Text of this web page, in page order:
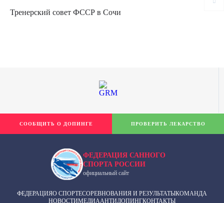
Тренерский совет ФССР в Сочи
ФЕДЕРАЦИЯ САННОГО
СПОРТА РОССИИ
официальный сайт
ФЕДЕРАЦИЯО СПОРТЕСОРЕВНОВАНИЯ И РЕЗУЛЬТАТЫКОМАНДА
НОВОСТИМЕДИААНТИДОПИНГКОНТАКТЫ
СООБЩИТЬ О ДОПИНГЕ ПРОВЕРИТЬ ЛЕКАРСТВО